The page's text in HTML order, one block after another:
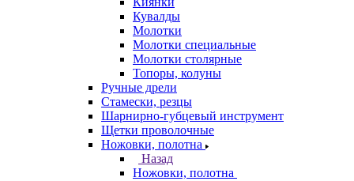
Кувалды
Молотки
Молотки специальные
Молотки столярные
Топоры, колуны
Ручные дрели
Стамески, резцы
Шарнирно-губцевый инструмент
Щетки проволочные
Ножовки, полотна
Назад
Ножовки, полотна